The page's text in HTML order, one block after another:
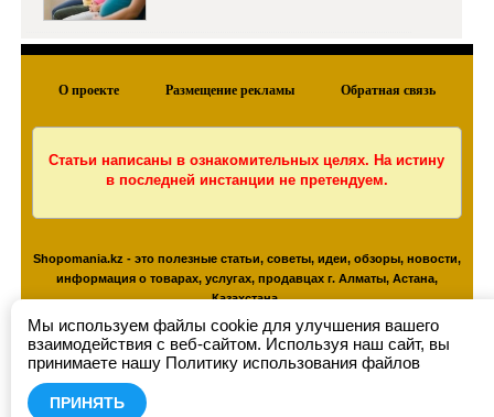
О проекте Размещение рекламы Обратная связь
Статьи написаны в ознакомительных целях. На истину
в последней инстанции не претендуем.
Shopomania.kz - это полезные статьи, советы, идеи, обзоры, новости,
информация о товарах, услугах, продавцах г. Алматы, Астана,
Казахстана.
Копирование материалов сайта допускается только с активной,
индексируемой ссылкой на сайт shopomania.kz
© 2026 shopomania.kz
Мы используем файлы cookie для улучшения вашего
взаимодействия с веб-сайтом. Используя наш сайт, вы
принимаете нашу Политику использования файлов
ПРИНЯТЬ